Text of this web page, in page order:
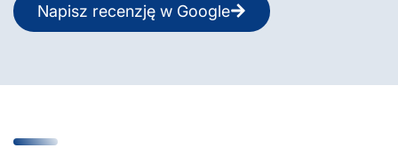
Napisz recenzję w Google